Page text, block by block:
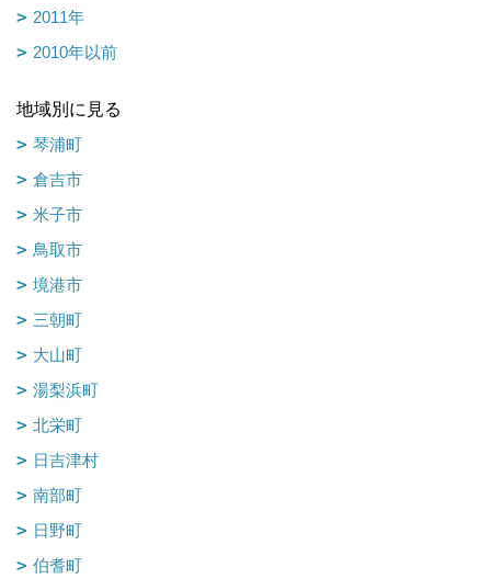
2011年
2010年以前
地域別に見る
琴浦町
倉吉市
米子市
鳥取市
境港市
三朝町
大山町
湯梨浜町
北栄町
日吉津村
南部町
日野町
伯耆町